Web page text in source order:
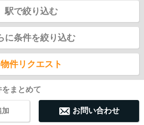
駅で絞り込む
に条件を絞り込む
物件リクエスト
まとめて
加 お問い合わせ